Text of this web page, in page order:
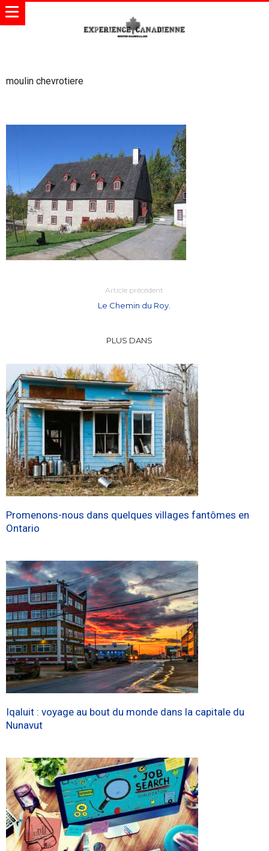
moulin chevrotiere
Article précédent
Le Chemin du Roy.
PLUS DANS
Promenons-nous dans quelques villages fantômes en
Ontario
Iqaluit : voyage au bout du monde dans la capitale du
Nunavut